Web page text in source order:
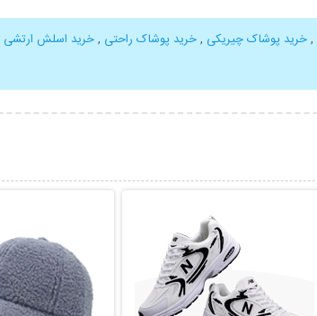
,خرید پوشاک چیریکی ,خرید پوشاک راحتی ,خرید اسلش ارتشی